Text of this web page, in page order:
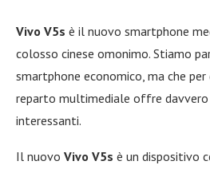
Vivo V5s è il nuovo smartphone
colosso cinese omonimo. Stiamo
smartphone economico, ma che
reparto multimediale offre
interessanti.
Il nuovo Vivo V5s è un dispositivo